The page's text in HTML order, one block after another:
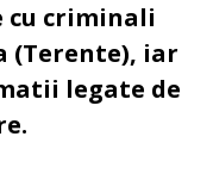
cu criminali
(Terente), iar
legate de